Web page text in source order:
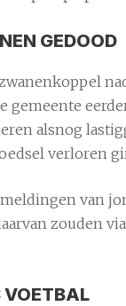
GEDOOD
gemeente
alsnog
verloren
van
zouden
VOETBAL